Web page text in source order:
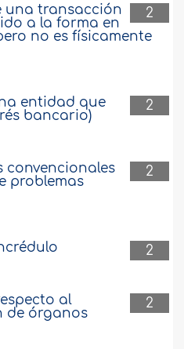
2
una transacción
a la forma en
no es físicamente
2
entidad que
bancario)
2
convencionales
problemas
2
2
al
de órganos